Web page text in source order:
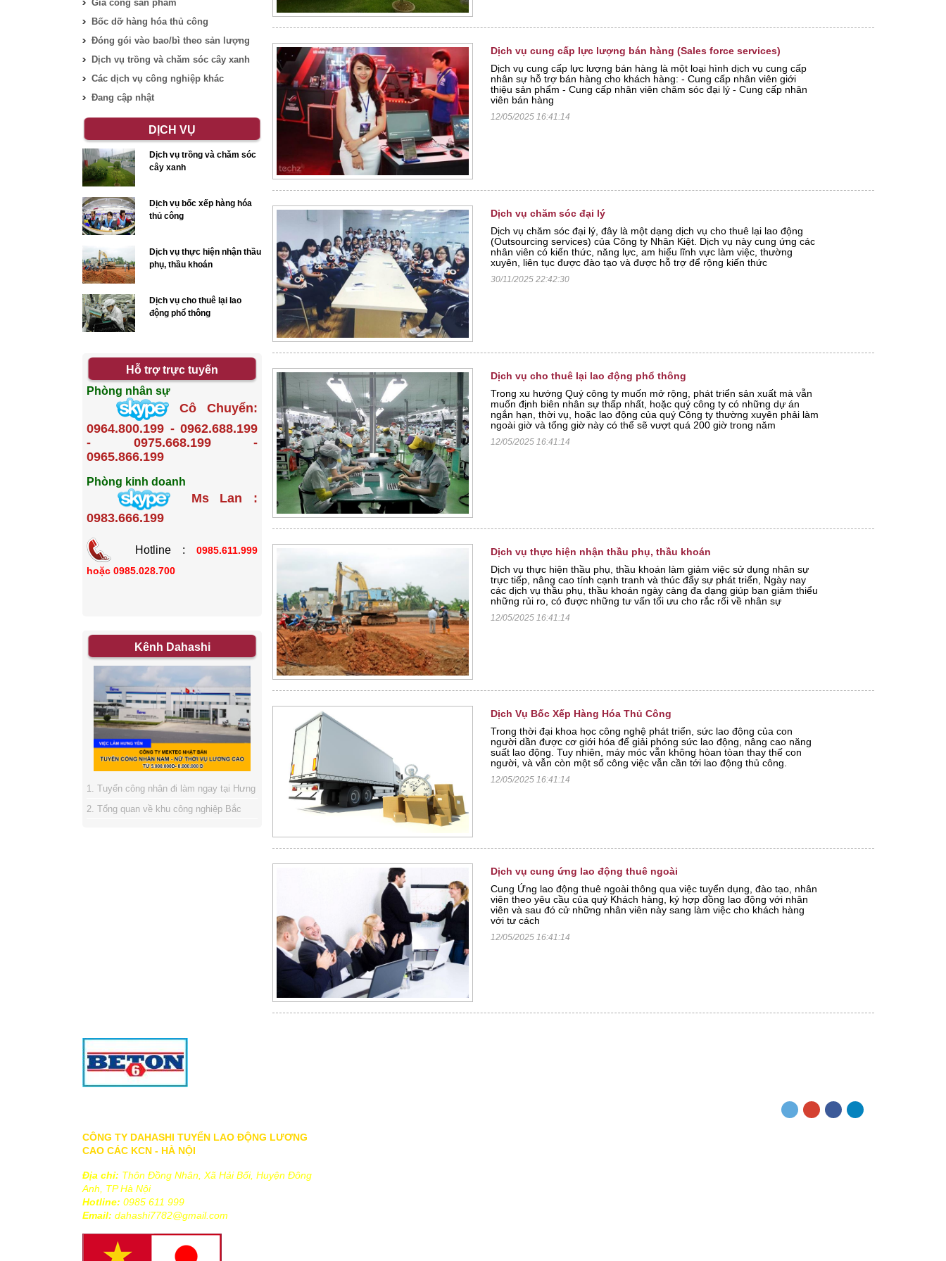
Gia công sản phẩm
Bốc dỡ hàng hóa thủ công
Đóng gói vào bao/bì theo sản lượng
Dịch vụ trồng và chăm sóc cây xanh
Các dịch vụ công nghiệp khác
Đang cập nhật
DỊCH VỤ
Dịch vụ trồng và chăm sóc
cây xanh
Dịch vụ bốc xếp hàng hóa
thủ công
Dịch vụ thực hiện nhận thầu
phụ, thầu khoán
Dịch vụ cho thuê lại lao
động phổ thông
Hỗ trợ trực tuyến
Phòng nhân sự
Cô Chuyển:
0964.800.199 - 0962.688.199
- 0975.668.199 -
0965.866.199
Phòng kinh doanh
Ms Lan :
0983.666.199
Hotline : 0985.611.999
hoặc 0985.028.700
Kênh Dahashi
1. Tuyển công nhân đi làm ngay tại Hưng
Yên
2. Tổng quan về khu công nghiệp Bắc
Dịch vụ cung cấp lực lượng bán hàng (Sales force services)
Dịch vụ cung cấp lực lượng bán hàng là một loại hình dịch vụ cung cấp
nhân sự hỗ trợ bán hàng cho khách hàng: - Cung cấp nhân viên giới
thiệu sản phẩm - Cung cấp nhân viên chăm sóc đại lý - Cung cấp nhân
viên bán hàng
12/05/2025 16:41:14
Dịch vụ chăm sóc đại lý
Dịch vụ chăm sóc đại lý, đây là một dạng dịch vụ cho thuê lại lao động
(Outsourcing services) của Công ty Nhân Kiệt. Dịch vụ này cung ứng các
nhân viên có kiến thức, năng lực, am hiểu lĩnh vực làm việc, thường
xuyên, liên tục được đào tạo và được hỗ trợ để rộng kiến thức
30/11/2025 22:42:30
Dịch vụ cho thuê lại lao động phổ thông
Trong xu hướng Quý công ty muốn mở rộng, phát triển sản xuất mà vẫn
muốn định biên nhân sự thấp nhất, hoặc quý công ty có những dự án
ngắn hạn, thời vụ, hoặc lao động của quý Công ty thường xuyên phải làm
ngoài giờ và tổng giờ này có thể sẽ vượt quá 200 giờ trong năm
12/05/2025 16:41:14
Dịch vụ thực hiện nhận thầu phụ, thầu khoán
Dịch vụ thực hiện thầu phụ, thầu khoán làm giảm việc sử dụng nhân sự
trực tiếp, nâng cao tính cạnh tranh và thúc đẩy sự phát triển, Ngày nay
các dịch vụ thầu phụ, thầu khoán ngày càng đa dạng giúp bạn giảm thiểu
những rủi ro, có được những tư vấn tối ưu cho rắc rối về nhân sự
12/05/2025 16:41:14
Dịch Vụ Bốc Xếp Hàng Hóa Thủ Công
Trong thời đại khoa học công nghệ phát triển, sức lao động của con
người dần được cơ giới hóa để giải phóng sức lao động, nâng cao năng
suất lao động. Tuy nhiên, máy móc vẫn không hòan tòan thay thế con
người, và vẫn còn một số công việc vẫn cần tới lao động thủ công.
12/05/2025 16:41:14
Dịch vụ cung ứng lao động thuê ngoài
Cung Ứng lao động thuê ngoài thông qua việc tuyển dụng, đào tạo, nhân
viên theo yêu cầu của quý Khách hàng, ký hợp đồng lao động với nhân
viên và sau đó cử những nhân viên này sang làm việc cho khách hàng
với tư cách
12/05/2025 16:41:14
CÔNG TY DAHASHI TUYỂN LAO ĐỘNG LƯƠNG
CAO CÁC KCN - HÀ NỘI
Địa chỉ: Thôn Đồng Nhân, Xã Hải Bối, Huyện Đông
Anh, TP Hà Nội
Hotline: 0985 611 999
Email: dahashi7782@gmail.com